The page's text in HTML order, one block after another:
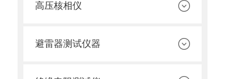
高压核相仪
避雷器测试仪器